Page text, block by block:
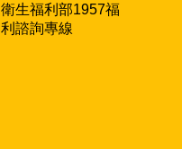
衛生福利部1957福
利諮詢專線